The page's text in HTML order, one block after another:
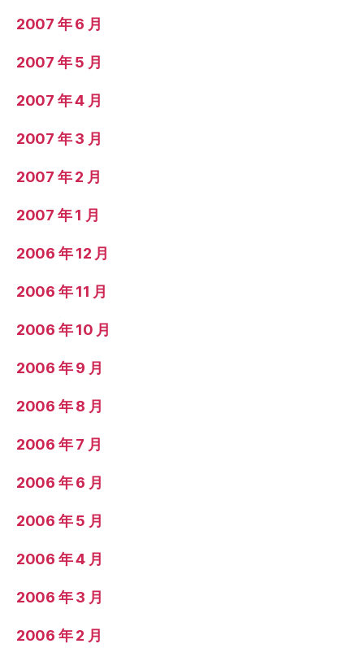
2007 年 6 月
2007 年 5 月
2007 年 4 月
2007 年 3 月
2007 年 2 月
2007 年 1 月
2006 年 12 月
2006 年 11 月
2006 年 10 月
2006 年 9 月
2006 年 8 月
2006 年 7 月
2006 年 6 月
2006 年 5 月
2006 年 4 月
2006 年 3 月
2006 年 2 月